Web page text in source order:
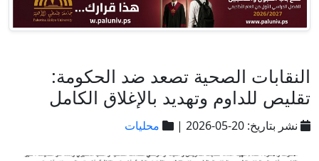
النقابات الصحية تصعد ضد الحكومة:
تقليص للداوم وتهديد بالإغلاق الكامل
نشر بتاريخ: 20-05-2026 | محليات